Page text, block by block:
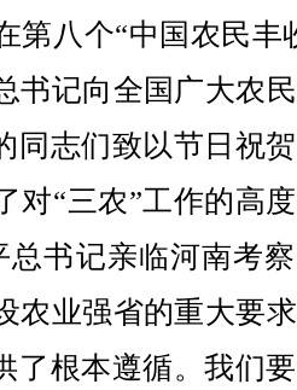
八个“中国农民丰
书记向全国广大农
同志们致以节日祝
对“三农”工作的高
总书记亲临河南考
农业强省的重大要
了根本遵循。我们